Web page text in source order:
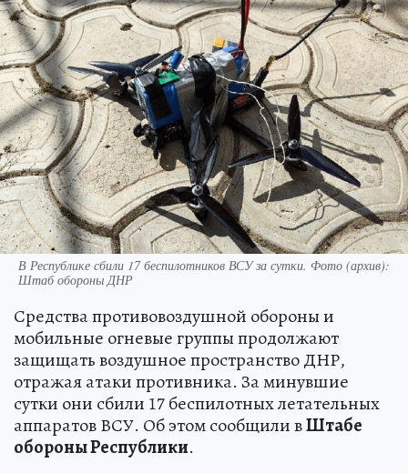
В Республике сбили 17 беспилотников ВСУ за сутки. Фото (архив):
Штаб обороны ДНР
Средства противовоздушной обороны и
мобильные огневые группы продолжают
защищать воздушное пространство ДНР,
отражая атаки противника. За минувшие
сутки они сбили 17 беспилотных летательных
аппаратов ВСУ. Об этом сообщили вШтабе
обороны Республики.